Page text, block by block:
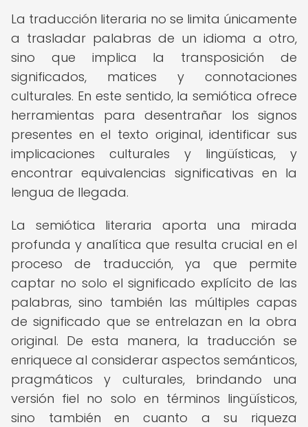
La traducción literaria no se limita únicamente
a trasladar palabras de un idioma a otro,
sino que implica la transposición de
significados, matices y connotaciones
culturales. En este sentido, la semiótica ofrece
herramientas para desentrañar los signos
presentes en el texto original, identificar sus
implicaciones culturales y lingüísticas, y
encontrar equivalencias significativas en la
lengua de llegada.
La semiótica literaria aporta una mirada
profunda y analítica que resulta crucial en el
proceso de traducción, ya que permite
captar no solo el significado explícito de las
palabras, sino también las múltiples capas
de significado que se entrelazan en la obra
original. De esta manera, la traducción se
enriquece al considerar aspectos semánticos,
pragmáticos y culturales, brindando una
versión fiel no solo en términos lingüísticos,
sino también en cuanto a su riqueza